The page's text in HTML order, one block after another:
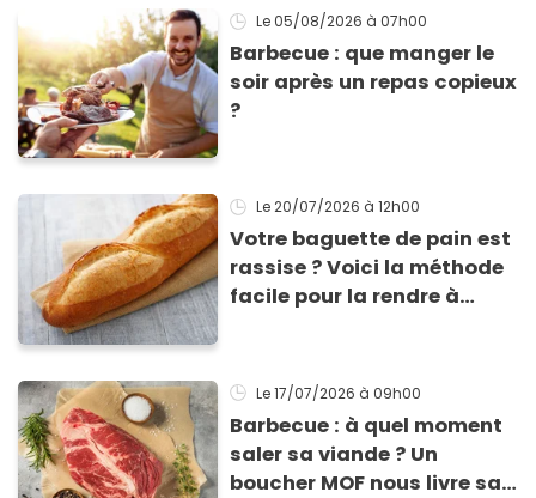
Le 05/08/2026 à 07h00
Barbecue : que manger le
soir après un repas copieux
?
Le 20/07/2026 à 12h00
Votre baguette de pain est
rassise ? Voici la méthode
facile pour la rendre à
Le 17/07/2026 à 09h00
Barbecue : à quel moment
saler sa viande ? Un
boucher MOF nous livre sa